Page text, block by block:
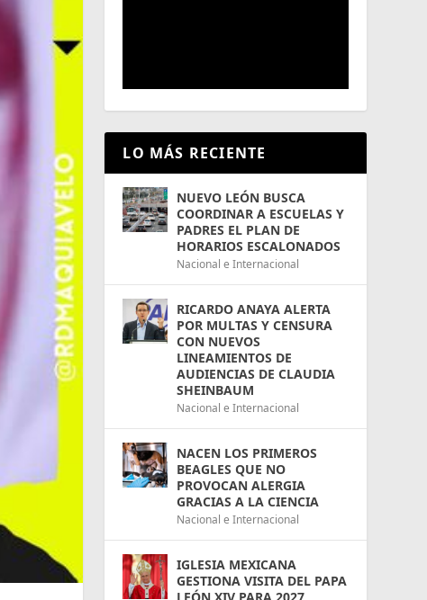
LO MÁS RECIENTE
NUEVO LEÓN BUSCA
COORDINAR A ESCUELAS Y
PADRES EL PLAN DE
HORARIOS ESCALONADOS
Nacional e Internacional
RICARDO ANAYA ALERTA
POR MULTAS Y CENSURA
CON NUEVOS
LINEAMIENTOS DE
AUDIENCIAS DE CLAUDIA
SHEINBAUM
Nacional e Internacional
NACEN LOS PRIMEROS
BEAGLES QUE NO
PROVOCAN ALERGIA
GRACIAS A LA CIENCIA
Nacional e Internacional
IGLESIA MEXICANA
GESTIONA VISITA DEL PAPA